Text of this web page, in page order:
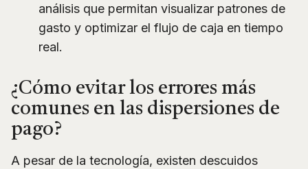
análisis que permitan visualizar patrones de
gasto y optimizar el flujo de caja en tiempo
real.
¿Cómo evitar los errores más
comunes en las dispersiones de
pago?
A pesar de la tecnología, existen descuidos